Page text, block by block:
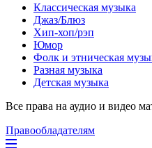
Классическая музыка
Джаз/Блюз
Хип-хоп/рэп
Юмор
Фолк и этническая
Разная музыка
Детская музыка
Все права на аудио и видео
Правообладателям